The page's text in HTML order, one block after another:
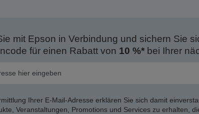
mit Epson in Verbindung und sichern Sie
für einen Rabatt von 10 %*bei Ihrer
Ihrer E-Mail-Adresse erklären Sie sich damit
Veranstaltungen, Promotions und Services zu erhalten,